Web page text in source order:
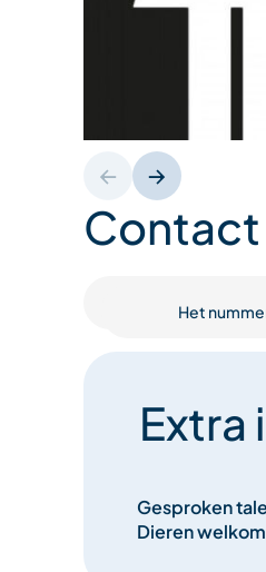
Contact
Het
Extra
Gesproken
Dieren welkom